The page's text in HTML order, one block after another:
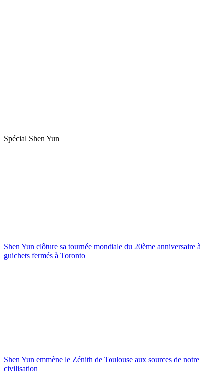
Spécial Shen Yun
Shen Yun clôture sa tournée mondiale du 20ème anniversaire à
guichets fermés à Toronto
Shen Yun emmène le Zénith de Toulouse aux sources de notre
civilisation